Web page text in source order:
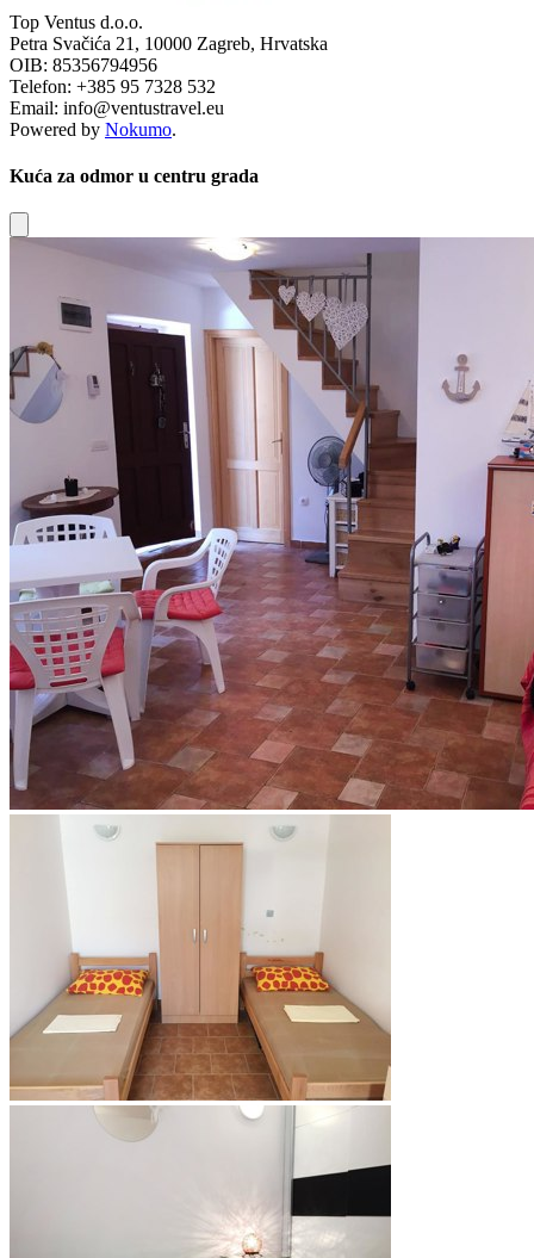
Top Ventus d.o.o.
Petra Svačića 21, 10000 Zagreb, Hrvatska
OIB: 85356794956
Telefon: +385 95 7328 532
Email: info@ventustravel.eu
Powered by Nokumo.
Kuća za odmor u centru grada
Close modal